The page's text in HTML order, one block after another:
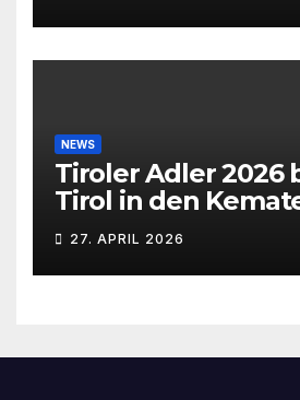
NEWS
Tiroler Adler 2026
Tirol in den
Innsbruck
27. APRIL 2026